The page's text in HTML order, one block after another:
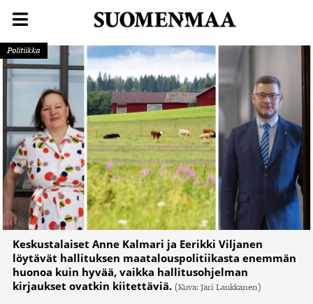
Politiikka
Keskustalaiset Anne Kalmari ja Eerikki Viljanen
löytävät hallituksen maatalouspolitiikasta enemmän
huonoa kuin hyvää, vaikka hallitusohjelman
kirjaukset ovatkin kiitettäviä. (Kuva: Jari Laukkanen)